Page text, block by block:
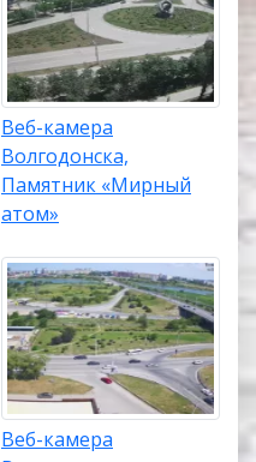
Веб-камера
Волгодонска,
Памятник «Мирный
атом»
Веб-камера